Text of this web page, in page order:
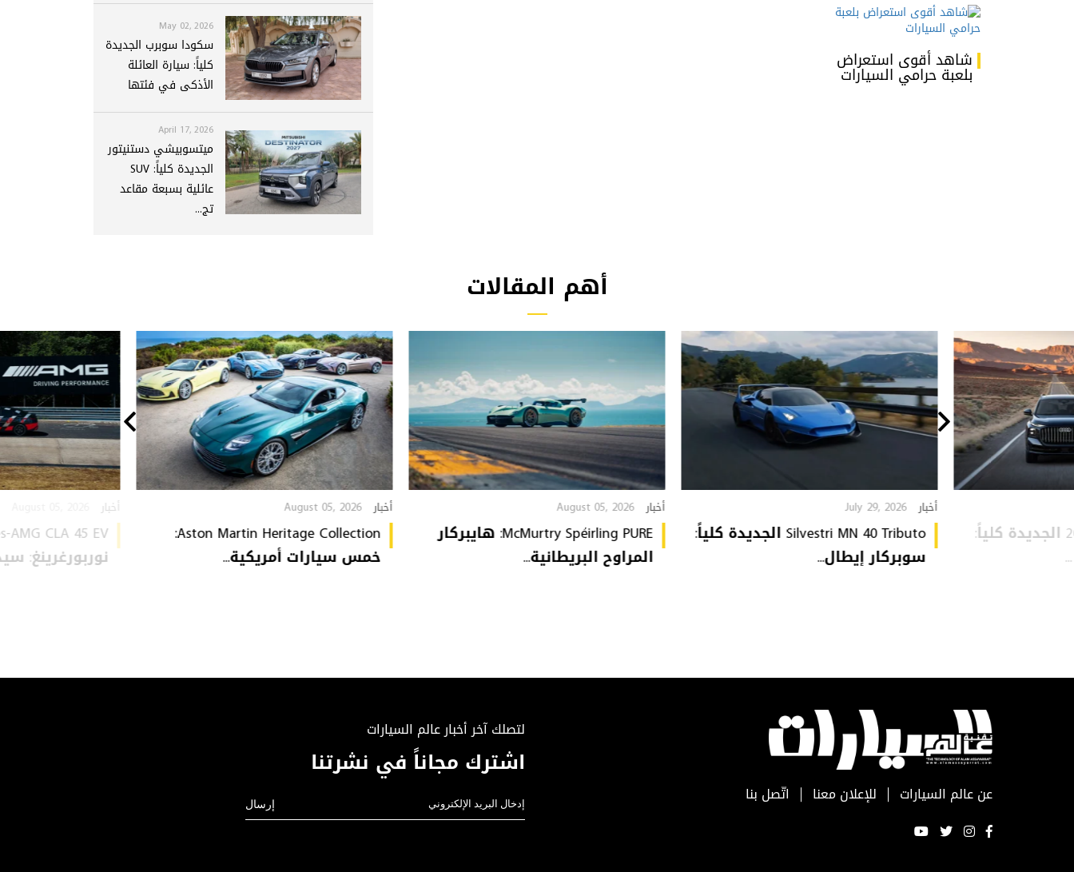
شاهد أقوى استعراض
بلعبة حرامي السيارات
May 02, 2026
سكودا سوبرب الجديدة
كلياً: سيارة العائلة
الأذكى في فئتها
April 17, 2026
ميتسوبيشي دستنيتور
الجديدة كلياً: SUV
عائلية بسبعة مقاعد
تج...
أهم المقالات
Audi Q9 موديل 2027 الجديدة كلياً:
أخبار July 29, 2026
Silvestri MN 40 Tributo الجديدة كلياً:
سوبركار إيطال...
أخبار August 05, 2026
McMurtry Spéirling PURE: هايبركار
المراوح البريطانية...
أخبار August 05, 2026
Aston Martin Heritage Collection:
خمس سيارات أمريكية...
أخبار
نوربورغرينغ:
عن عالم السيارات للإعلان معنا اتّصل بنا
لتصلك آخر أخبار عالم السيارات
اشترك مجاناً في نشرتنا